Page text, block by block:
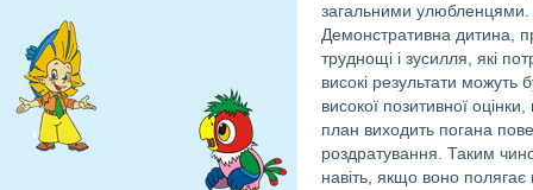
загальними улюбленцями.
Демонстративна дитина,
труднощі і зусилля, які
високі результати можуть
високої позитивної
план виходить погана
роздратування. Таким
навіть, якщо воно